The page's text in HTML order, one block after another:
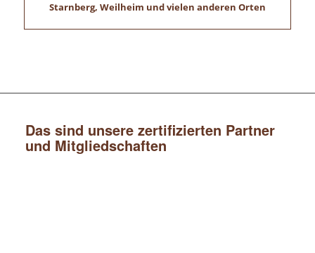
Starnberg, Weilheim und vielen anderen Orten
Das sind unsere zertifizierten Partner
und Mitgliedschaften